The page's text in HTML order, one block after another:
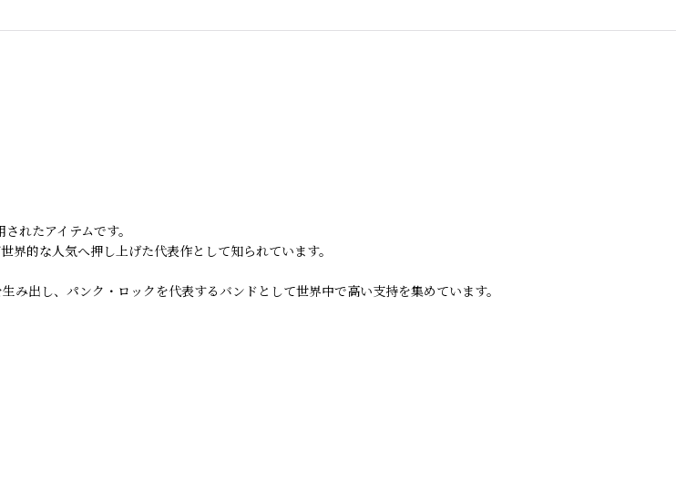
れたアイテムです。
的な人気へ押し上げた代表作として知られています。
し、パンク・ロックを代表するバンドとして世界中で高い支持を集めています。